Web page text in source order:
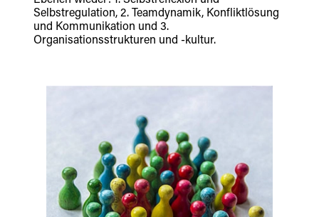
Selbstregulation, 2. Teamdynamik, Konfliktlösung
und Kommunikation und 3.
Organisationsstrukturen und -kultur.